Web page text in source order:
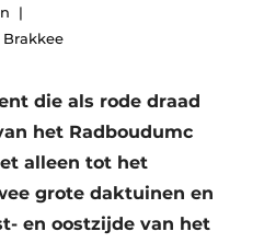
Brakkee
die als rode draad
het Radboudumc
alleen tot het
grote daktuinen en
en oostzijde van het